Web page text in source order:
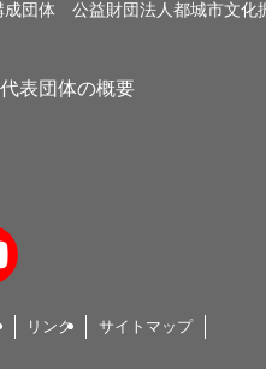
成団体 公益財団法人都城市文化
代表団体の概要
リンク サイトマップ